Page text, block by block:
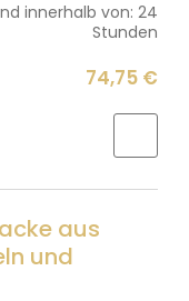
innerhalb von: 24
Stunden
74,75 €
aus
und